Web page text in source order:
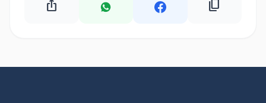
ios_share content_copy